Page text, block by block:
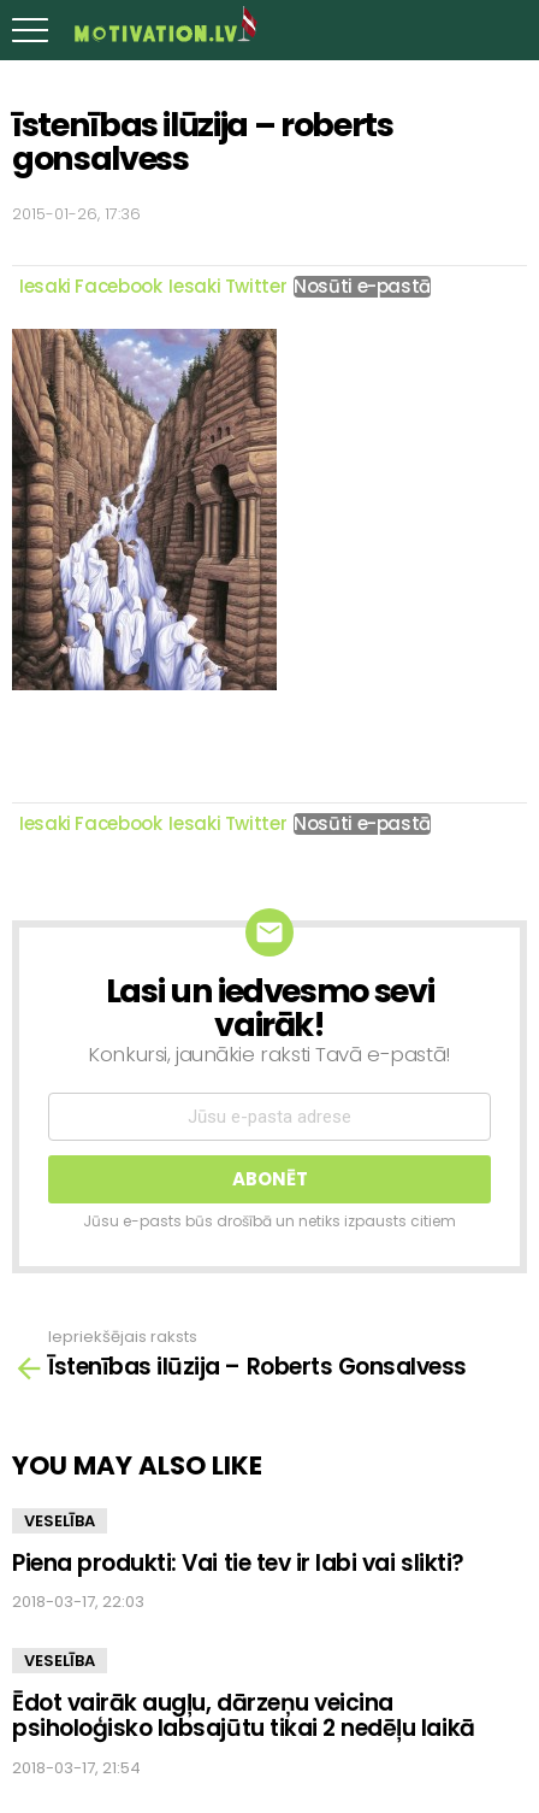
īstenības ilūzija – roberts
gonsalvess
2015-01-26, 17:36
Iesaki Facebook Iesaki Twitter Nosūti e-pastā
Iesaki Facebook Iesaki Twitter Nosūti e-pastā
NEWSLETTER
Lasi un iedvesmo sevi
vairāk!
Konkursi, jaunākie raksti Tavā e-pastā!
Jūsu e-pasts būs drošībā un netiks izpausts citiem
Skatīt
vairāk
Iepriekšējais raksts
Īstenības ilūzija – Roberts Gonsalvess
YOU MAY ALSO LIKE
VESELĪBA
Piena produkti: Vai tie tev ir labi vai slikti?
2018-03-17, 22:03
VESELĪBA
Ēdot vairāk augļu, dārzeņu veicina
psiholoģisko labsajūtu tikai 2 nedēļu laikā
2018-03-17, 21:54